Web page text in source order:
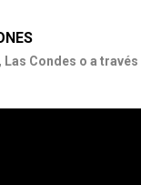
Condes o a través